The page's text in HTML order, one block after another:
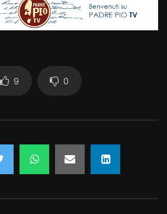
9 0